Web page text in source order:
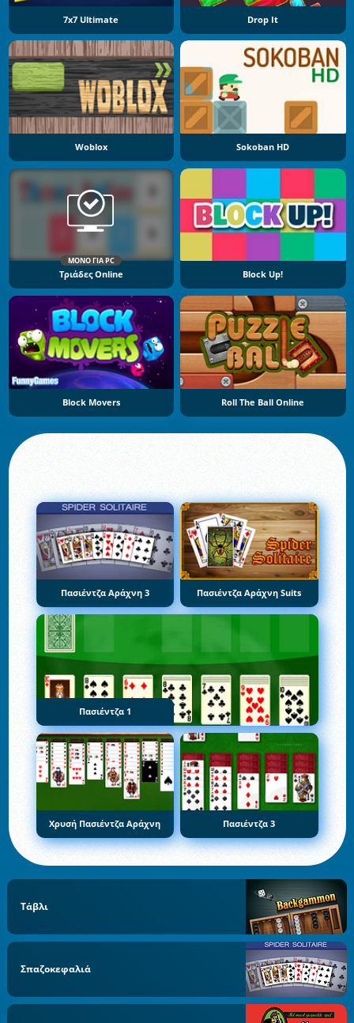
7x7 Ultimate Drop It
Woblox Sokoban HD
ΜΌΝΟ ΓΙΑ PC
Τριάδες Online Block Up!
Block Movers Roll The Ball Online
Πασιέντζα Αράχνη 3 Πασιέντζα Αράχνη Suits
Πασιέντζα 1
Χρυσή Πασιέντζα Αράχνη Πασιέντζα 3
Τάβλι
Σπαζοκεφαλιά